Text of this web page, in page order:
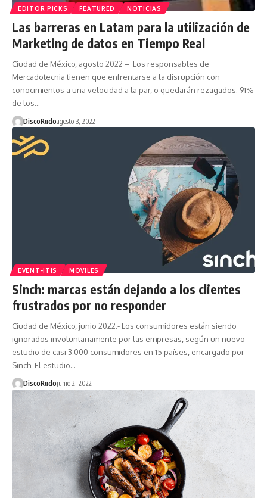
EDITOR PICKS FEATURED NOTICIAS
Las barreras en Latam para la utilización de
Marketing de datos en Tiempo Real
Ciudad de México, agosto 2022 – Los responsables de
Mercadotecnia tienen que enfrentarse a la disrupción con
conocimientos a una velocidad a la par, o quedarán rezagados. 91%
de los…
DiscoRudoagosto 3, 2022
EVENT-ITIS MOVILES
Sinch: marcas están dejando a los clientes
frustrados por no responder
Ciudad de México, junio 2022.- Los consumidores están siendo
ignorados involuntariamente por las empresas, según un nuevo
estudio de casi 3.000 consumidores en 15 países, encargado por
Sinch. El estudio…
DiscoRudojunio 2, 2022